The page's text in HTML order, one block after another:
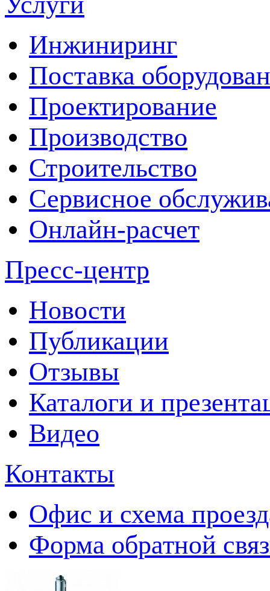
Инжиниринг
Поставка
Проектирование
Производство
Строительство
Сервисное
Онлайн-расчет
Пресс-центр
Новости
Публикации
Отзывы
Каталоги и
Видео
Контакты
Офис и схема
Форма обратной